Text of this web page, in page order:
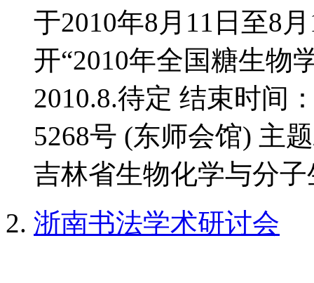
于2010年8月11日至8
开“2010年全国糖生物
2010.8.待定 结束时间
5268号 (东师会馆) 主
吉林省生物化学与分
浙南书法学术研讨会